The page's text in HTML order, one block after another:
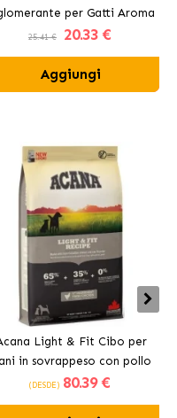
per Gatti Aroma
Fresh
25.41 € 20.33 €
Aggiungi
Light & Fit Cibo per
in sovrappeso con pollo
fresco
(DESDE) 80.39 €